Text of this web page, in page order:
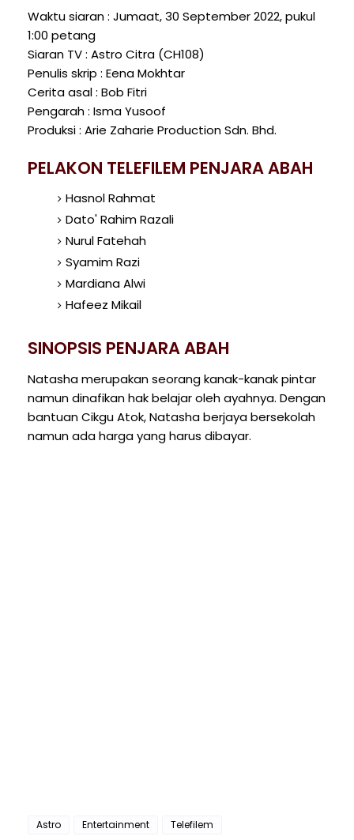
Waktu siaran : Jumaat, 30 September 2022, pukul
1:00 petang
Siaran TV : Astro Citra (CH108)
Penulis skrip : Eena Mokhtar
Cerita asal : Bob Fitri
Pengarah : Isma Yusoof
Produksi : Arie Zaharie Production Sdn. Bhd.
PELAKON TELEFILEM PENJARA ABAH
Hasnol Rahmat
Dato' Rahim Razali
Nurul Fatehah
Syamim Razi
Mardiana Alwi
Hafeez Mikail
SINOPSIS PENJARA ABAH
Natasha merupakan seorang kanak-kanak pintar
namun dinafikan hak belajar oleh ayahnya. Dengan
bantuan Cikgu Atok, Natasha berjaya bersekolah
namun ada harga yang harus dibayar.
Astro Entertainment Telefilem